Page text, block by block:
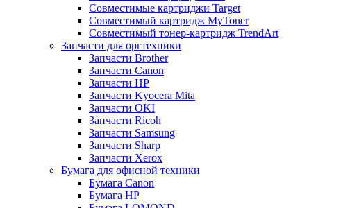
Совместимые картриджи Target
Совместимый картридж MyToner
Совместимый тонер-картридж TrendArt
Запчасти для оргтехники
Запчасти Brother
Запчасти Canon
Запчасти HP
Запчасти Kyocera Mita
Запчасти OKI
Запчасти Ricoh
Запчасти Samsung
Запчасти Sharp
Запчасти Xerox
Бумага для офисной техники
Бумага Canon
Бумага HP